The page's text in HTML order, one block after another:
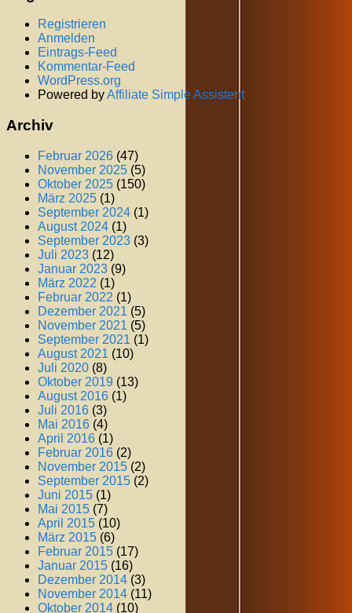
Registrieren
Anmelden
Eintrags-Feed
Kommentar-Feed
WordPress.org
Powered byAffiliate Simple Assistent
Archiv
Februar 2026 (47)
November 2025 (5)
Oktober 2025 (150)
März 2025 (1)
September 2024 (1)
August 2024 (1)
September 2023 (3)
Juli 2023 (12)
Januar 2023 (9)
März 2022 (1)
Februar 2022 (1)
Dezember 2021 (5)
November 2021 (5)
September 2021 (1)
August 2021 (10)
Juli 2020 (8)
Oktober 2019 (13)
August 2016 (1)
Juli 2016 (3)
Mai 2016 (4)
April 2016 (1)
Februar 2016 (2)
November 2015 (2)
September 2015 (2)
Juni 2015 (1)
Mai 2015 (7)
April 2015 (10)
März 2015 (6)
Februar 2015 (17)
Januar 2015 (16)
Dezember 2014 (3)
November 2014 (11)
Oktober 2014 (10)